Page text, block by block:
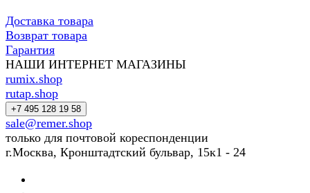
Доставка товара
Возврат товара
Гарантия
НАШИ ИНТЕРНЕТ МАГАЗИНЫ
rumix.shop
rutap.shop
+7 495 128 19 58
sale@remer.shop
только для почтовой кореспонденции
г.Москва, Кронштадтский бульвар, 15к1 - 24